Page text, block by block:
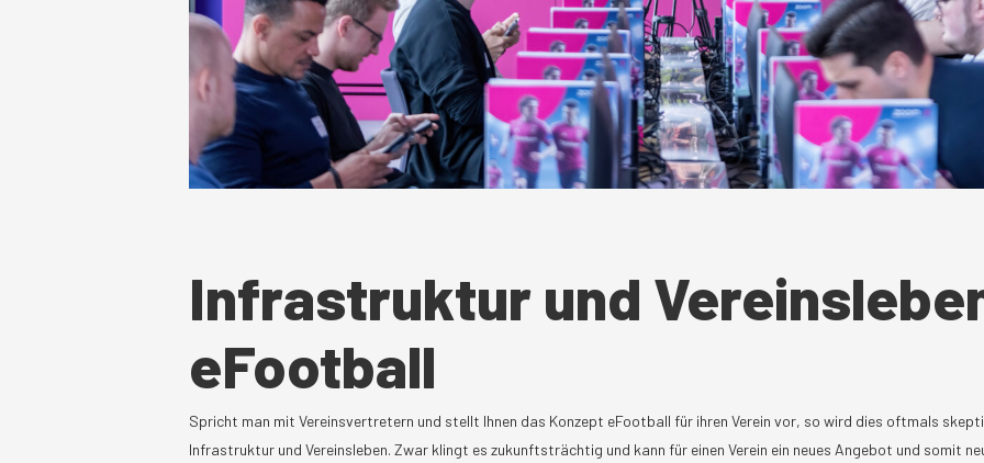
Infrastruktur und
eFootball
Spricht man mit Vereinsvertretern und stellt Ihnen das Konzept eFootball für ihren Verein vor, so wird dies oftmals
Infrastruktur und Vereinsleben. Zwar klingt es zukunftsträchtig und kann für einen Verein ein neues Angebot und somit